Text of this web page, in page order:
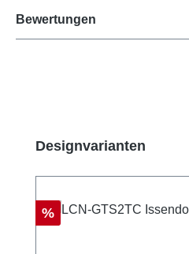
Bewertungen
Produktgalerie überspringen
Designvarianten
Rabatt
%